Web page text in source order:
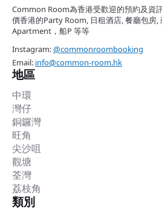
Common Room為香港受歡迎的預約及資
價香港的Party Room, 日租酒店, 餐廳包房,
Apartment，船P 等等
Instagram:@commonroombooking
Email: info@common-room.hk
地區
中環
灣仔
銅鑼灣
旺角
尖沙咀
觀塘
荃灣
荔枝角
類別